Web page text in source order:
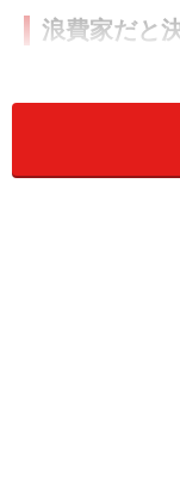
浪費家だと
チングアプリを